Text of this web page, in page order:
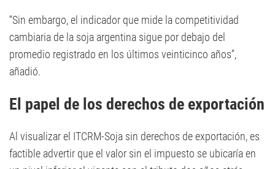
“Sin embargo, el indicador que mide la competitividad
cambiaria de la soja argentina sigue por debajo del
promedio registrado en los últimos veinticinco años”,
añadió.
El papel de los derechos de exportación
Al visualizar el ITCRM-Soja sin derechos de exportación, es
factible advertir que el valor sin el impuesto se ubicaría en